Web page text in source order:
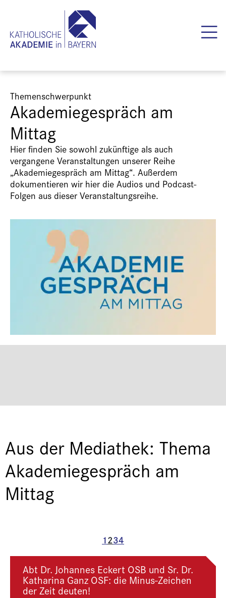
Themenschwerpunkt
Akademiegespräch am
Mittag
Hier finden Sie sowohl zukünftige als auch
vergangene Veranstaltungen unserer Reihe
„Akademiegespräch am Mittag“. Außerdem
dokumentieren wir hier die Audios und Podcast-
Folgen aus dieser Veranstaltungsreihe.
Aus der Mediathek: Thema
Akademiegespräch am
Mittag
1234
Abt Dr. Johannes Eckert OSB und Sr. Dr.
Katharina Ganz OSF: die Minus-Zeichen
der Zeit deuten!